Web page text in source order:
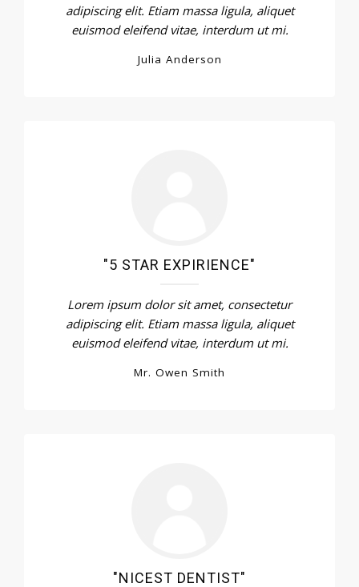
adipiscing elit. Etiam massa ligula, aliquet
euismod eleifend vitae, interdum ut mi.
Julia Anderson
"5 STAR EXPIRIENCE"
Lorem ipsum dolor sit amet, consectetur
adipiscing elit. Etiam massa ligula, aliquet
euismod eleifend vitae, interdum ut mi.
Mr. Owen Smith
"NICEST DENTIST"